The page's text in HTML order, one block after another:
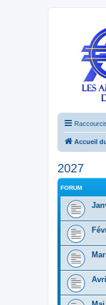
Accueil
2027
FORUM